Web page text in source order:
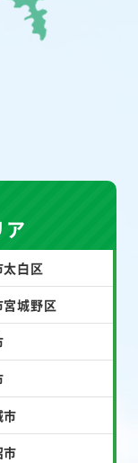
白区
宮城野区
市
市